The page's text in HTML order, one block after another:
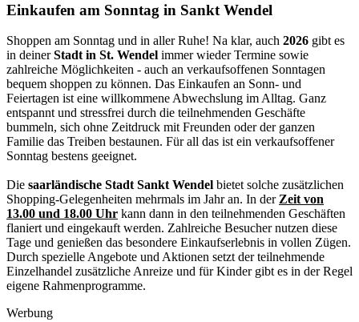
Einkaufen am Sonntag in Sankt Wendel
Shoppen am Sonntag und in aller Ruhe! Na klar, auch 2026 gibt es
in deinerStadt in St. Wendel immer wieder Termine sowie
zahlreiche Möglichkeiten - auch an verkaufsoffenen Sonntagen
bequem shoppen zu können. Das Einkaufen an Sonn- und
Feiertagen ist eine willkommene Abwechslung im Alltag. Ganz
entspannt und stressfrei durch die teilnehmenden Geschäfte
bummeln, sich ohne Zeitdruck mit Freunden oder der ganzen
Familie das Treiben bestaunen. Für all das ist ein verkaufsoffener
Sonntag bestens geeignet.
Die saarländische Stadt Sankt Wendel bietet solche zusätzlichen
Shopping-Gelegenheiten mehrmals im Jahr an. In der Zeit von
13.00 und 18.00 Uhr kann dann in den teilnehmenden Geschäften
flaniert und eingekauft werden. Zahlreiche Besucher nutzen diese
Tage und genießen das besondere Einkaufserlebnis in vollen Zügen.
Durch spezielle Angebote und Aktionen setzt der teilnehmende
Einzelhandel zusätzliche Anreize und für Kinder gibt es in der Regel
eigene Rahmenprogramme.
Werbung